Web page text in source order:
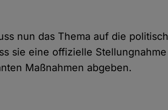
nun das Thema auf die
sie eine offizielle
Maßnahmen abgeben.